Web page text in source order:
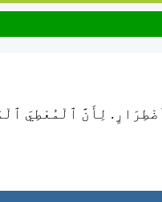
لِأَنَّ ٱلْمُعْطِيَ